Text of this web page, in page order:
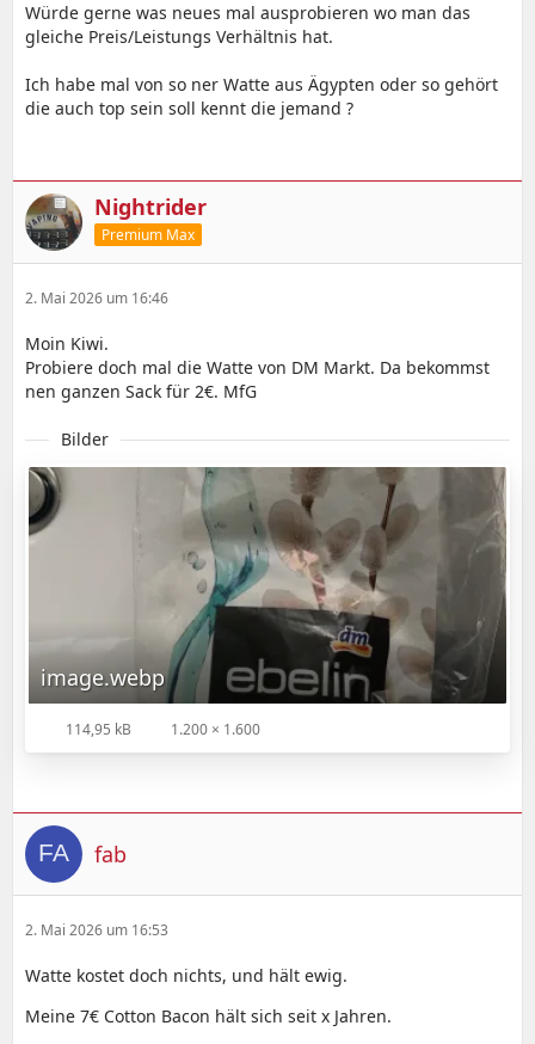
Würde gerne was neues mal ausprobieren wo man das
gleiche Preis/Leistungs Verhältnis hat.
Ich habe mal von so ner Watte aus Ägypten oder so gehört
die auch top sein soll kennt die jemand ?
Nightrider
Premium Max
2. Mai 2026 um 16:46
Moin Kiwi.
Probiere doch mal die Watte von DM Markt. Da bekommst
nen ganzen Sack für 2€. MfG
Bilder
image.webp
114,95 kB 1.200 × 1.600
fab
2. Mai 2026 um 16:53
Watte kostet doch nichts, und hält ewig.
Meine 7€ Cotton Bacon hält sich seit x Jahren.